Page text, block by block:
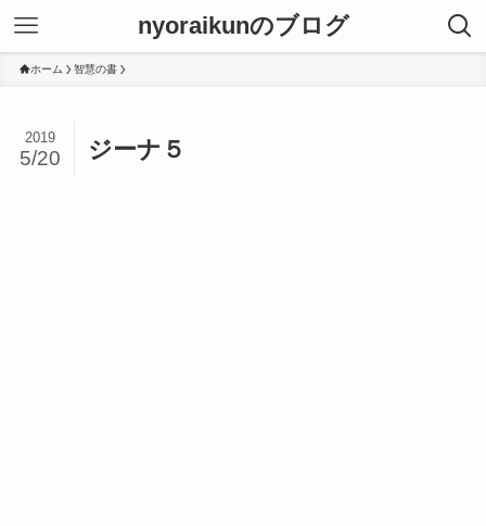
nyoraikunのブログ
ホーム 智慧の書
ジーナ５
2019
5/20